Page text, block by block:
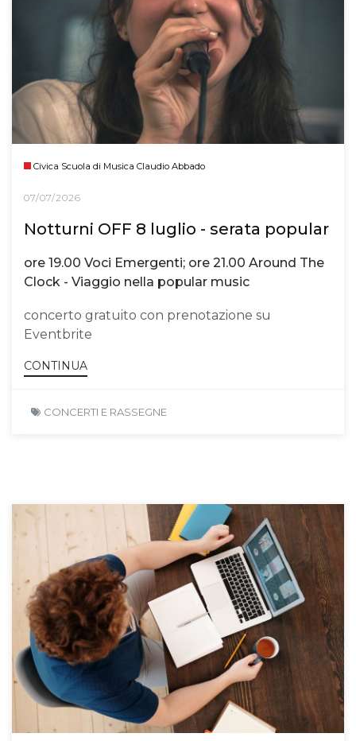
Civica Scuola di Musica Claudio Abbado
07/07/2026
Notturni OFF 8 luglio - serata popular
ore 19.00 Voci Emergenti; ore 21.00 Around The
Clock - Viaggio nella popular music
concerto gratuito con prenotazione su
Eventbrite
CONTINUA
CONCERTI E RASSEGNE